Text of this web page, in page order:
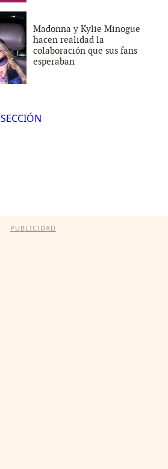
Madonna y Kylie Minogue
hacen realidad la
colaboración que sus fans
esperaban
PUBLICIDAD